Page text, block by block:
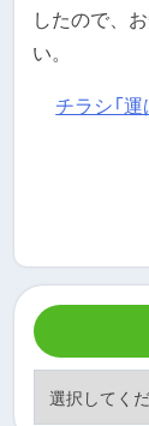
したので、
い。
チラシ「